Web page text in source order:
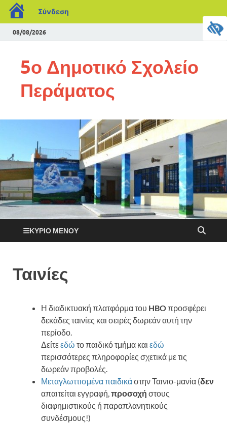
Σύνδεση
08/08/2026
5ο Δημοτικό Σχολείο
Περάματος
ΚΎΡΙΟ ΜΕΝΟΎ
Ταινίες
Η διαδικτυακή πλατφόρμα του HBOπροσφέρει
δεκάδες ταινίες και σειρές δωρεάν αυτή την
περίοδο.
Δείτεεδώ το παιδικό τμήμα και εδώ
περισσότερες πληροφορίες σχετικά με τις
δωρεάν προβολές.
Μεταγλωττισμένα παιδικάστην Ταινιο-μανία (δεν
απαιτείται εγγραφή,προσοχή στους
διαφημιστικούς ή παραπλανητικούς
συνδέσμους!)